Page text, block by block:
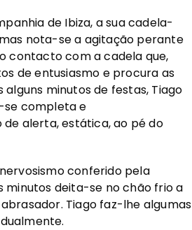
de Ibiza, a sua cadela-
nota-se a agitação perante
contacto com a cadela que,
de entusiasmo e procura as
minutos de festas, Tiago
se completa e
de alerta, estática, ao pé do
conferido pela
minutos deita-se no chão frio a
Tiago faz-lhe algumas